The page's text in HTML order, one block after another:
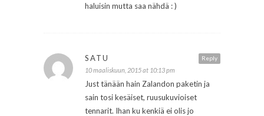
haluisin mutta saa nähdä : )
Reply
SATU
10 maaliskuun, 2015 at 10:13 pm
Just tänään hain Zalandon paketin ja
sain tosi kesäiset, ruusukuvioiset
tennarit. Ihan ku kenkiä ei olis jo